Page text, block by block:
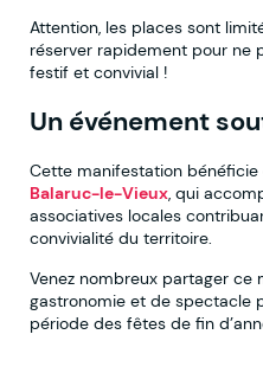
Attention, les places sont
réserver rapidement pour ne
festif et convivial !
Un événement
Cette manifestation bénéficie
Balaruc-le-Vieux, qui
associatives locales
convivialité du territoire.
Venez nombreux partager ce
gastronomie et de spectacle
période des fêtes de fin